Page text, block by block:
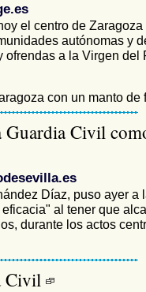
el centro de
autónomas y
ofrendas a la Virgen del
con un manto de
Guardia Civil
Díaz, puso ayer a
al tener que
durante los actos
Civil